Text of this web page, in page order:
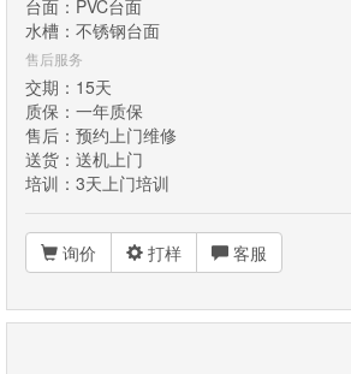
台面：PVC台面
水槽：不锈钢台面
售后服务
交期：15天
质保：一年质保
售后：预约上门维修
送货：送机上门
培训：3天上门培训
询价 打样 客服